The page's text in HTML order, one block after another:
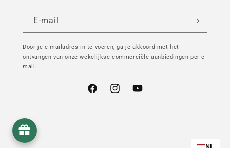
E-mail
Door je e-mailadres in te voeren, ga je akkoord met het
ontvangen van onze wekelijkse commerciële aanbiedingen per e-
mail.
FacebookInstagramYouTube